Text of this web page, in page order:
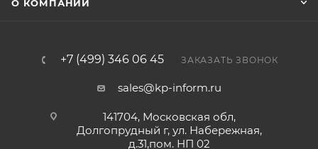
О КОМПАНИИ
+7 (499) 346 06 45 ЗАКАЗАТЬ ЗВОНОК
sales@kp-inform.ru
141704, Московская обл,
Долгопрудный г, ул. Набережная,
д.31,пом. НП 02